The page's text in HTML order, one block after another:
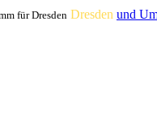
für Dresden Dresden und